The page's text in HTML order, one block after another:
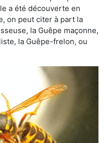
a été découverte en
on peut citer à part la
la Guêpe maçonne,
la Guêpe-frelon, ou